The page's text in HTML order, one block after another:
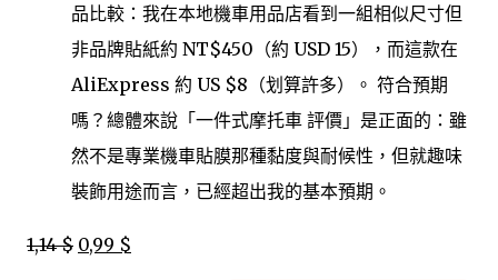
品比較：我在本地機車用品店看到一組相似尺寸但
非品牌貼紙約 NT$450（約 USD 15），而這款在
AliExpress 約 US $8（划算許多）。 符合預期
嗎？總體來說「一件式摩托車 評價」是正面的：雖
然不是專業機車貼膜那種黏度與耐候性，但就趣味
裝飾用途而言，已經超出我的基本預期。
1,14 $ 0,99 $